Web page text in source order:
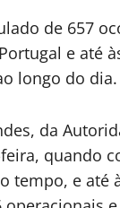
de 657
e até
longo do dia.
da
feira, quando
tempo, e